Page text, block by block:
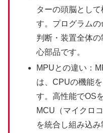
ターの頭脳とし
す。プログラム
判断・装置全体
心部品です。
MPUとの違い：
は、CPUの機能
す。高性能でOS
MCU（マイクロ
を統合し組み込